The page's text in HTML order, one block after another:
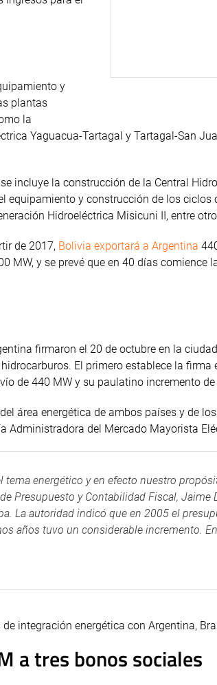
y
plantas
la
Yaguacua-Tartagal y Tartagal-San
incluye la construcción de la Central
equipamiento y construcción de los
Hidroeléctrica Misicuni II, entre
de 2017, Bolivia exportará a Argentina
MW, y se prevé que en 40 días comience
firmaron el 20 de octubre en la
El primero establece la
de 440 MW y su paulatino incremento
área energética de ambos países y de
Administradora del Mercado Mayorista
tema energético y en efecto nuestro
Presupuesto y Contabilidad Fiscal,
La autoridad indicó que en 2005 el
años tuvo un considerable incremento.
integración energética con Argentina,
a tres bonos sociales